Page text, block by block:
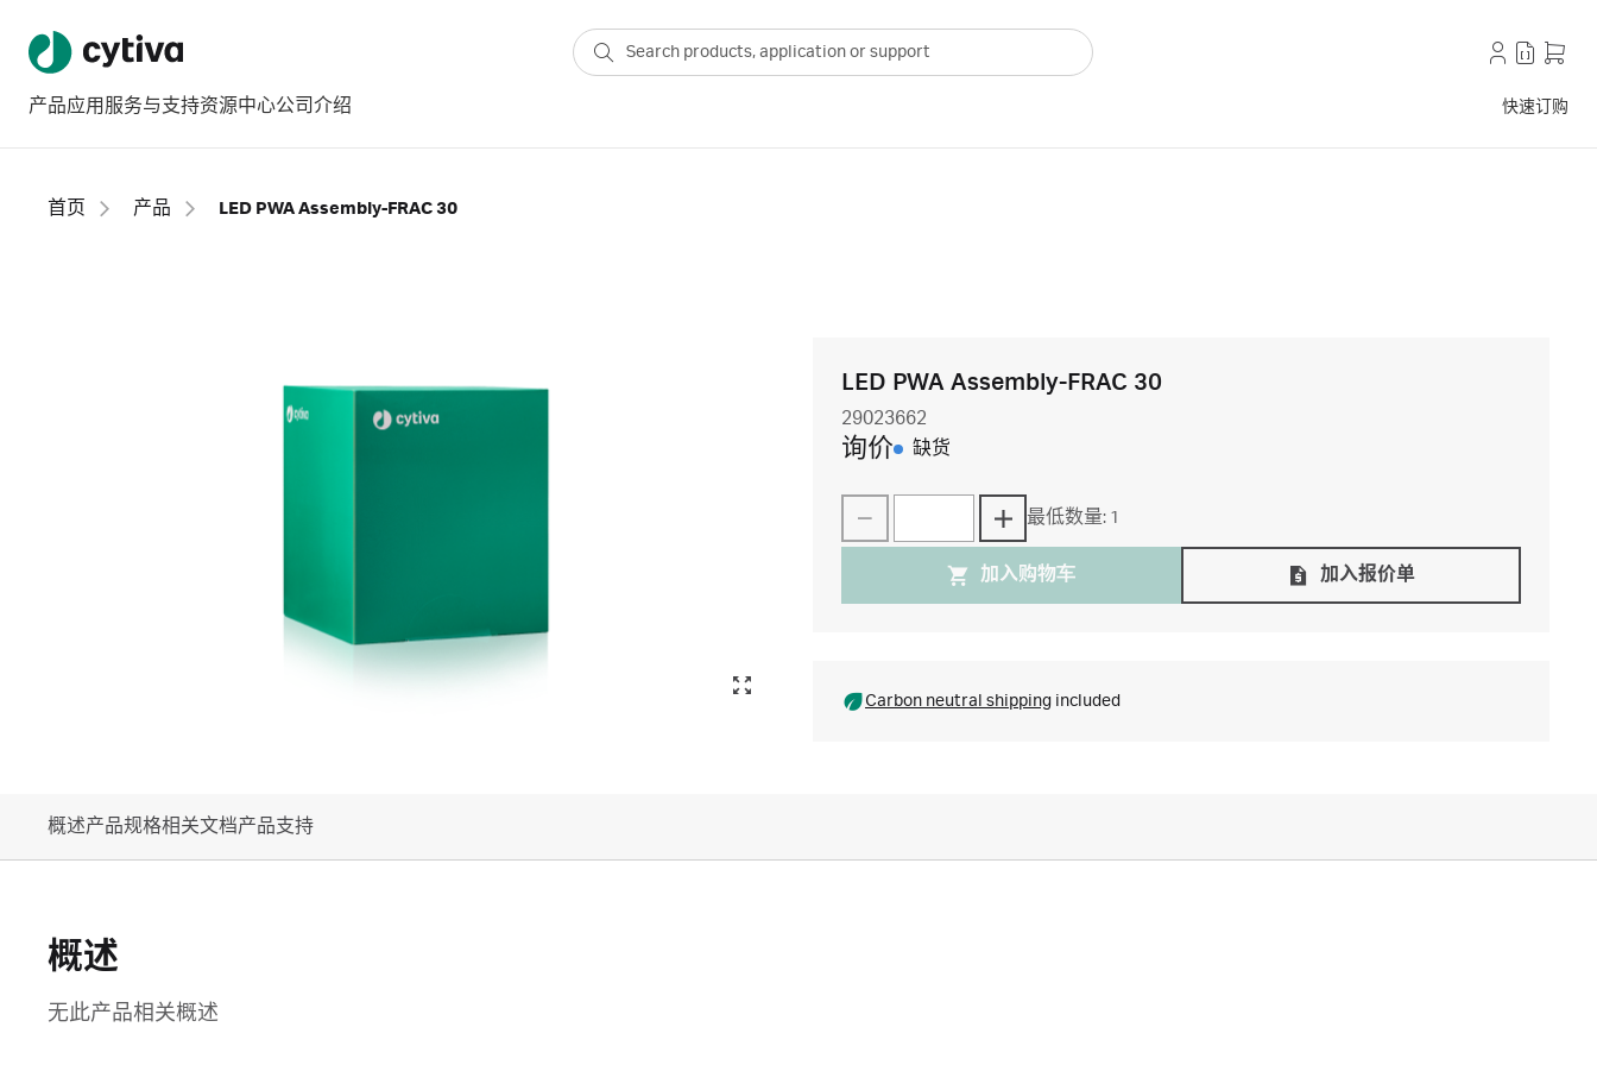
产品应用 服务与支持资源中心公司介绍 快速订购
首页 产品 LED PWA Assembly-FRAC 30
LED PWA Assembly-FRAC 30
29023662
询价 缺货
最低数量: 1
加入购物⻋ 加入报价单
Carbon neutral shipping included
概述产品规格相关文档产品支持
概述
无此产品相关概述